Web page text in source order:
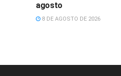
agosto
8 DE AGOSTO DE 2026